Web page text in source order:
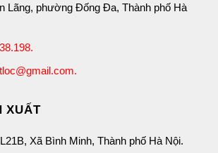
Lãng, phường Đống Đa, Thành phố Hà
.
XUẤT
Xã Bình Minh, Thành phố Hà Nội.